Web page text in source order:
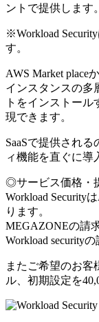
ントで提供します。
※Workload
す。
AWS Market place
インスタンスの多
トをインストー
現できます。
SaaSで提供され
ィ機能を直ぐに導
◎サービス価格・
Workload Security
ります。
MEGAZONEの請
Workload security
またご希望のお客
ル、初期設定を